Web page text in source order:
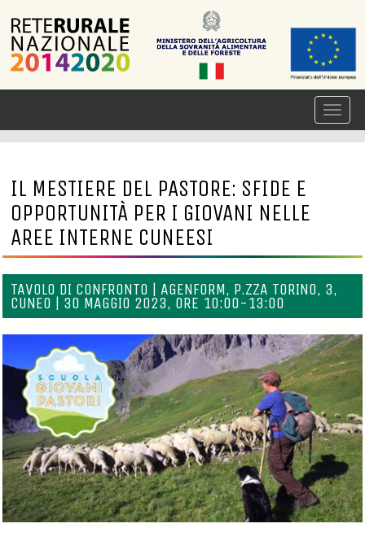
IL MESTIERE DEL PASTORE: SFIDE E
OPPORTUNITÀ PER I GIOVANI NELLE
AREE INTERNE CUNEESI
TAVOLO DI CONFRONTO | AGENFORM, P.ZZA TORINO, 3,
CUNEO | 30 MAGGIO 2023, ORE 10:00-13:00